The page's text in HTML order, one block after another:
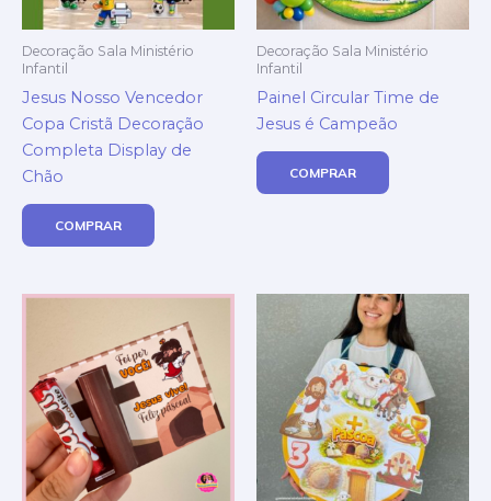
Decoração Sala Ministério
Infantil
Jesus Nosso Vencedor
Copa Cristã Decoração
Completa Display de
Chão
COMPRAR
Decoração Sala Ministério
Infantil
Painel Circular Time de
Jesus é Campeão
COMPRAR